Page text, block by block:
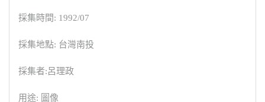
採集時間: 1992/07
採集地點: 台灣南投
採集者:呂理政
用途: 圖像